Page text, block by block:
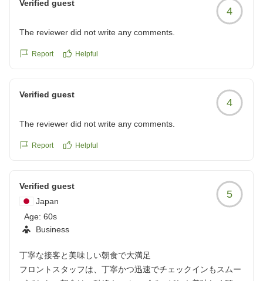
Verified guest
4
The reviewer did not write any comments.
Report Helpful
Verified guest
4
The reviewer did not write any comments.
Report Helpful
Verified guest
Japan
Age: 60s
Business
5
丁寧な接客と美味しい朝食で大満足
フロントスタッフは、丁寧かつ迅速でチェックインもスムー